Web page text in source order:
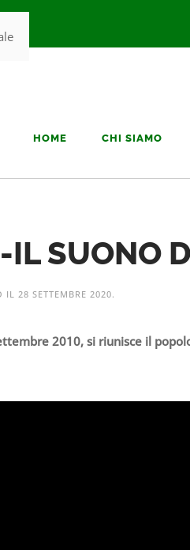
HOME CHI SIAMO
IL SUONO
IL 28 SETTEMBRE 2020.
2010, si riunisce il